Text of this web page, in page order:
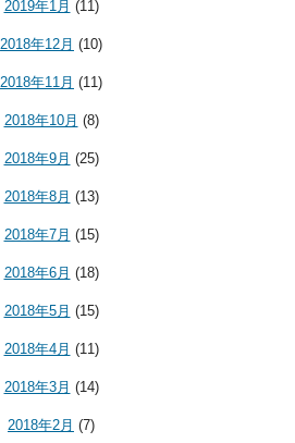
2019年1月 (11)
2018年12月 (10)
2018年11月 (11)
2018年10月 (8)
2018年9月 (25)
2018年8月 (13)
2018年7月 (15)
2018年6月 (18)
2018年5月 (15)
2018年4月 (11)
2018年3月 (14)
2018年2月 (7)